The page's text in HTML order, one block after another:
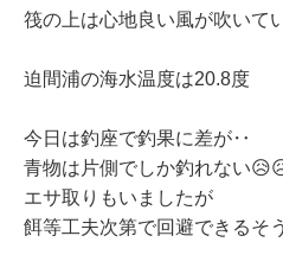
筏の上は心地良い風が吹いて
迫間浦の海水温度は20.8度
今日は釣座で釣果に差が‥
青物は片側でしか釣れない
エサ取りもいましたが
餌等工夫次第で回避できるそ